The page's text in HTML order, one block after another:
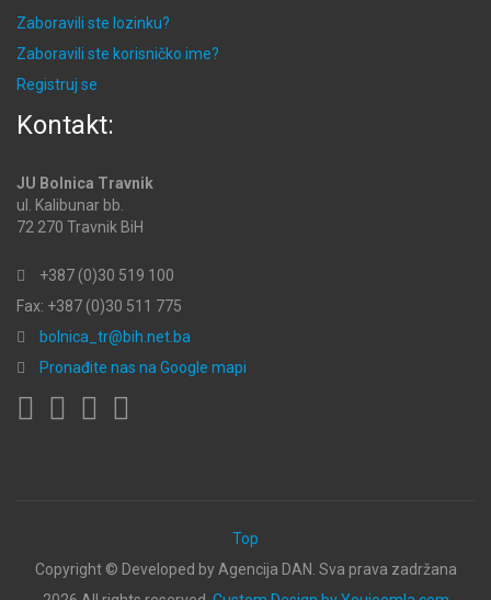
Zaboravili ste lozinku?
Zaboravili ste korisničko ime?
Registruj se
Kontakt:
JU Bolnica Travnik
ul. Kalibunar bb.
72 270 Travnik BiH
+387 (0)30 519 100
Fax: +387 (0)30 511 775
bolnica_tr@bih.net.ba
Pronađite nas na Google mapi
Top
Copyright © Developed by Agencija DAN. Sva prava zadržana